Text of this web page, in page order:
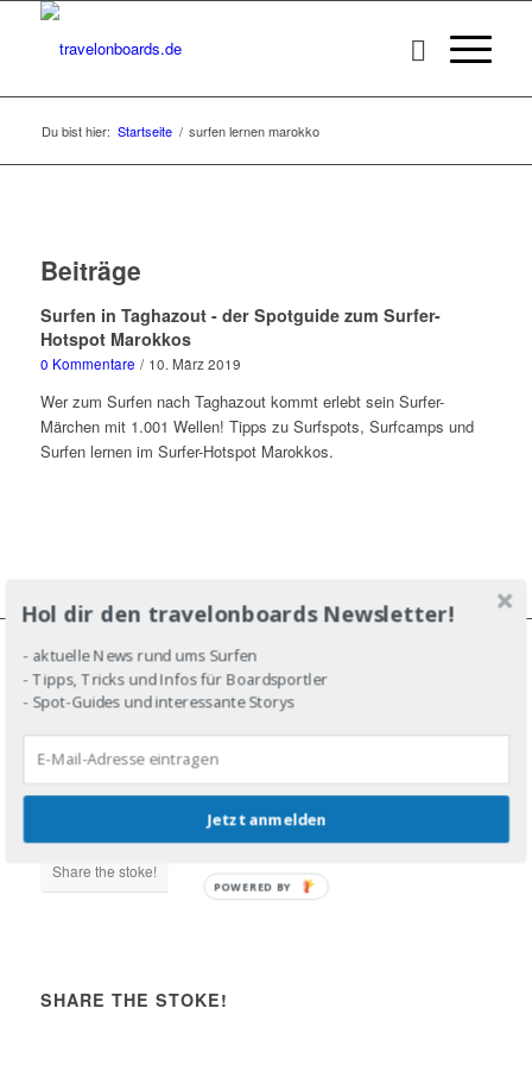
Du bist hier: Startseite / surfen lernen marokko
Beiträge
Surfen in Taghazout - der Spotguide zum Surfer-
Hotspot Marokkos
0 Kommentare / 10. März 2019
Wer zum Surfen nach Taghazout kommt erlebt sein Surfer-
Märchen mit 1.001 Wellen! Tipps zu Surfspots, Surfcamps und
Surfen lernen im Surfer-Hotspot Marokkos.
JOIN THE LINE-UP!
Share the stoke!
SHARE THE STOKE!
Hol dir den travelonboards Newsletter!
- aktuelle News rund ums Surfen
- Tipps, Tricks und Infos für Boardsportler
- Spot-Guides und interessante Storys
Jetzt anmelden
POWERED BY